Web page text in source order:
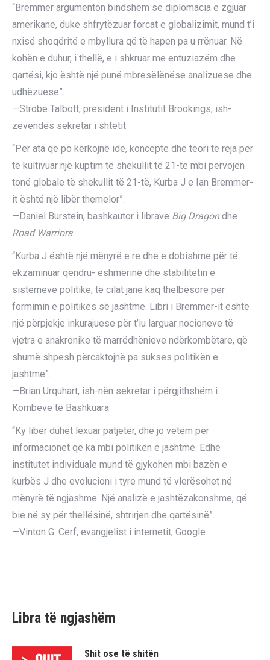
“Bremmer argumenton bindshëm se diplomacia e zgjuar
amerikane, duke shfrytëzuar forcat e globalizimit, mund t’i
nxisë shoqëritë e mbyllura që të hapen pa u rrënuar. Në
kohën e duhur, i thellë, e i shkruar me entuziazëm dhe
qartësi, kjo është një punë mbresëlënëse analizuese dhe
udhëzuese”.
—Strobe Talbott, president i Institutit Brookings, ish-
zëvendës sekretar i shtetit
“Për ata që po kërkojnë ide, koncepte dhe teori të reja për
të kultivuar një kuptim të shekullit të 21-të mbi përvojën
tonë globale të shekullit të 21-të, Kurba J e Ian Bremmer-
it është një libër themelor”.
—Daniel Burstein, bashkautor i librave Big Dragondhe
Road Warriors
“Kurba J është një mënyrë e re dhe e dobishme për të
ekzaminuar qëndru- eshmërinë dhe stabilitetin e
sistemeve politike, të cilat janë kaq thelbësore për
formimin e politikës së jashtme. Libri i Bremmer-it është
një përpjekje inkurajuese për t’iu larguar nocioneve të
vjetra e anakronike të marrëdhënieve ndërkombëtare, që
shumë shpesh përcaktojnë pa sukses politikën e
jashtme”.
—Brian Urquhart, ish-nën sekretar i përgjithshëm i
Kombeve të Bashkuara
“Ky libër duhet lexuar patjetër, dhe jo vetëm për
informacionet që ka mbi politikën e jashtme. Edhe
institutet individuale mund të gjykohen mbi bazën e
kurbës J dhe evolucioni i tyre mund të vlerësohet në
mënyrë të ngjashme. Një analizë e jashtëzakonshme, që
bie në sy për thellësinë, shtrirjen dhe qartësinë”.
—Vinton G. Cerf, evangjelist i internetit, Google
Libra të ngjashëm
Shit ose të shitën